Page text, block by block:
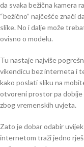
da svaka bežična kamera
“bežično” najčešće znači
slike. No i dalje može
ovisno o modelu.
Tu nastaje najviše
vikendicu bez interneta i
kako poslati sliku na
otvoreni prostor pa
zbog vremenskih uvjeta.
Zato je dobar odabir
internetom traži jedno